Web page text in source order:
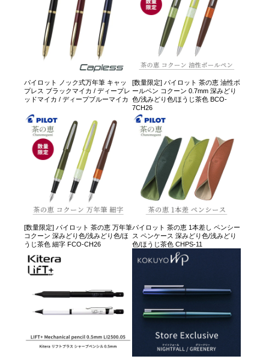
パイロット ノック式万年筆 キャッ
プレス ブラックマイカ / ディープレ
ッドマイカ / ディープブルーマイカ
[数量限定] パイロット 茶の恵 油性ボ
ールペン コクーン 0.7mm 深みどり
色/浅みどり色/ほうじ茶色 BCO-
7CH26
[数量限定] パイロット 茶の恵 万年筆
コクーン 深みどり色/浅みどり色/ほ
うじ茶色 細字 FCO-CH26
パイロット 茶の恵 1本差し ペンシー
ス ペンケース 深みどり色/浅みどり
色/ほうじ茶色 CHPS-11